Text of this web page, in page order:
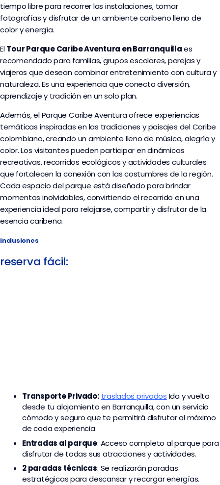
tiempo libre para recorrer las instalaciones, tomar
fotografías y disfrutar de un ambiente caribeño lleno de
color y energía.
ElTour Parque Caribe Aventura en Barranquillaes
recomendado para familias, grupos escolares, parejas y
viajeros que desean combinar entretenimiento con cultura y
naturaleza. Es una experiencia que conecta diversión,
aprendizaje y tradición en un solo plan.
Además, el Parque Caribe Aventura ofrece experiencias
temáticas inspiradas en las tradiciones y paisajes del Caribe
colombiano, creando un ambiente lleno de música, alegría y
color. Los visitantes pueden participar en dinámicas
recreativas, recorridos ecológicos y actividades culturales
que fortalecen la conexión con las costumbres de la región.
Cada espacio del parque está diseñado para brindar
momentos inolvidables, convirtiendo el recorrido en una
experiencia ideal para relajarse, compartir y disfrutar de la
esencia caribeña.
inclusiones
reserva fácil:
TransportePrivado: traslados privados Ida y vuelta
desde tu alojamiento en Barranquilla, con un servicio
cómodo y seguro que te permitirá disfrutar al máximo
de cada experiencia
Entradas al parque: Acceso completo al parque para
disfrutar de todas sus atracciones y actividades.
2 paradas técnicas: Se realizarán paradas
estratégicas para descansar y recargar energías.